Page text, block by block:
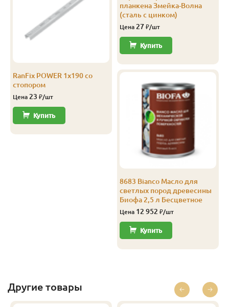
20 120 3.0 8
В-С 120 4.0
RanFix POWER 1х190 со
стопором
Цена 23 ₽/шт
Купить
планкена Змейка-Волна
(сталь с цинком)
Цена 27 ₽/шт
Купить
8683 Bianco Масло для
светлых пород древесины
Биофа 2,5 л Бесцветное
Цена 12 952 ₽/шт
Купить
Другие товары